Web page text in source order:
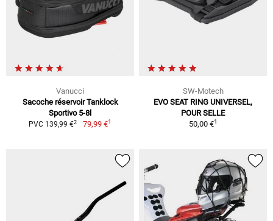
Vanucci
Sacoche réservoir Tanklock
Sportivo 5-8l
PVC 139,99 €2 79,99 €1
SW-Motech
EVO SEAT RING UNIVERSEL,
POUR SELLE
50,00 €1